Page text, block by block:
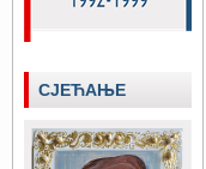
СЈЕЋАЊЕ